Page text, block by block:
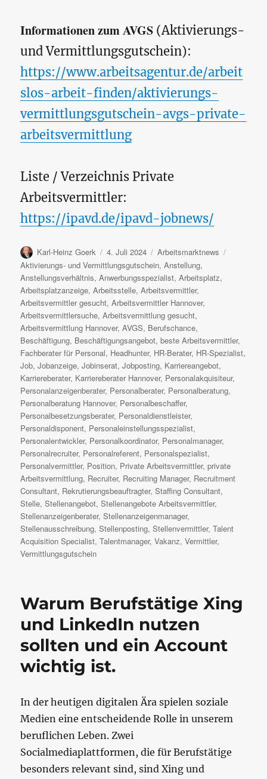
Informationen zum AVGS (Aktivierungs-
und Vermittlungsgutschein):
https://www.arbeitsagentur.de/arbeit
slos-arbeit-finden/aktivierungs-
vermittlungsgutschein-avgs-private-
arbeitsvermittlung
Liste / Verzeichnis Private
Arbeitsvermittler:
https://ipavd.de/ipavd-jobnews/
Autor
Karl-Heinz Goerk
Veröffentlicht
am
4. Juli 2024 Kategorien
Arbeitsmarktnews
Aktivierungs- und Vermittlungsgutschein,Anstellung,
Anstellungsverhältnis,Anwerbungsspezialist,Arbeitsplatz,
Arbeitsplatzanzeige,Arbeitsstelle,Arbeitsvermittler,
Arbeitsvermittler gesucht,Arbeitsvermittler Hannover,
Arbeitsvermittlersuche,Arbeitsvermittlung gesucht,
Arbeitsvermittlung Hannover,AVGS, Berufschance,
Beschäftigung, Beschäftigungsangebot,beste Arbeitsvermittler,
Fachberater für Personal, Headhunter, HR-Berater, HR-Spezialist,
Job,Jobanzeige,Jobinserat,Jobposting, Karriereangebot,
Karriereberater, Karriereberater Hannover, Personalakquisiteur,
Personalanzeigenberater, Personalberater, Personalberatung,
Personalberatung Hannover, Personalbeschaffer,
Personalbesetzungsberater, Personaldienstleister,
Personaldisponent, Personaleinstellungsspezialist,
Personalentwickler, Personalkoordinator, Personalmanager,
Personalrecruiter, Personalreferent, Personalspezialist,
Personalvermittler, Position, Private Arbeitsvermittler,private
Arbeitsvermittlung, Recruiter, Recruiting Manager, Recruitment
Consultant, Rekrutierungsbeauftragter,Staffing Consultant,
Stelle,Stellenangebot,Stellenangebote Arbeitsvermittler,
Stellenanzeigenberater,Stellenanzeigenmanager,
Stellenausschreibung,Stellenposting,Stellenvermittler,Talent
Acquisition Specialist,Talentmanager,Vakanz,Vermittler,
Vermittlungsgutschein
Warum Berufstätige Xing
und LinkedIn nutzen
sollten und ein Account
wichtig ist.
In der heutigen digitalen Ära spielen soziale
Medien eine entscheidende Rolle in unserem
beruflichen Leben. Zwei
Socialmediaplattformen, die für Berufstätige
besonders relevant sind, sind Xing und